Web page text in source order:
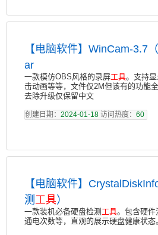
【电脑软件】WinCam-3.7
ar
一款模仿OBS风格的录屏工具。支持
击动画等等，文件仅2M但该有的功能
去除升级仅保留中文
创建日期： 2024-01-18 访问热度： 60
【电脑软件】
测 工具）
一款装机必备硬盘检测 工具。包含硬件
通电次数等，直观的展示硬盘健康状